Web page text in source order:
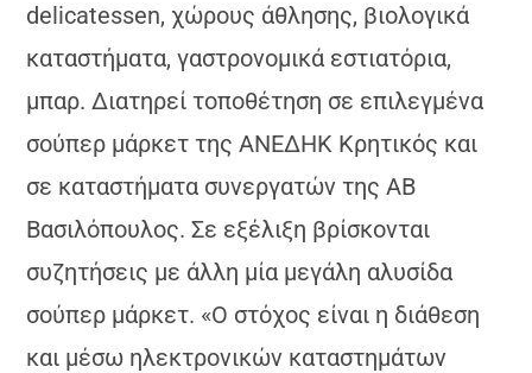
delicatessen, χώρους άθλησης, βιολογικά
καταστήματα, γαστρονομικά εστιατόρια,
μπαρ. Διατηρεί τοποθέτηση σε επιλεγμένα
σούπερ μάρκετ της ΑΝΕΔΗΚ Κρητικός και
σε καταστήματα συνεργατών της ΑΒ
Βασιλόπουλος. Σε εξέλιξη βρίσκονται
συζητήσεις με άλλη μία μεγάλη αλυσίδα
σούπερ μάρκετ. «Ο στόχος είναι η διάθεση
και μέσω ηλεκτρονικών καταστημάτων